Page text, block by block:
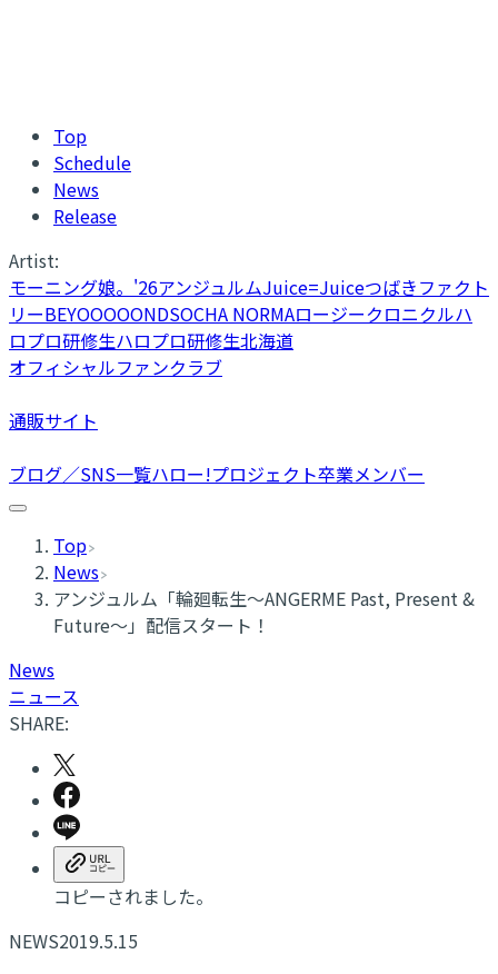
Top
Schedule
News
Release
Artist:
モーニング娘。'26アンジュルムJuice=Juiceつばきファクト
リーBEYOOOOONDSOCHA NORMAロージークロニクルハ
ロプロ研修生ハロプロ研修生北海道
オフィシャルファンクラブ
通販サイト
ブログ／SNS一覧ハロー!プロジェクト卒業メンバー
Top
News
アンジュルム「輪廻転生～ANGERME Past, Present &
Future～」配信スタート！
News
ニュース
SHARE:
コピーされました。
NEWS2019.5.15